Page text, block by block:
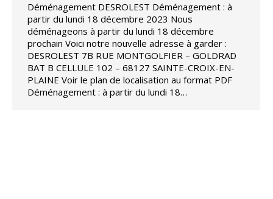
Déménagement DESROLEST Déménagement : à
partir du lundi 18 décembre 2023 Nous
déménageons à partir du lundi 18 décembre
prochain Voici notre nouvelle adresse à garder :
DESROLEST 7B RUE MONTGOLFIER – GOLDRAD
BAT B CELLULE 102 – 68127 SAINTE-CROIX-EN-
PLAINE Voir le plan de localisation au format PDF
Déménagement : à partir du lundi 18…